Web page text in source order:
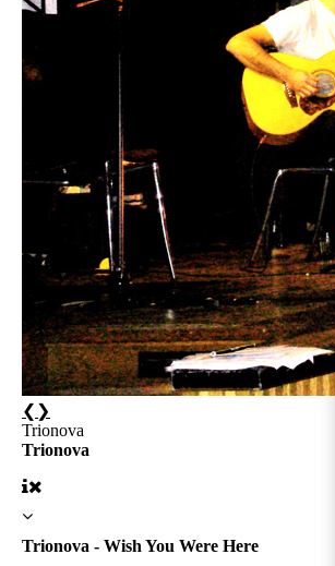
❮ ❯
Trionova
Trionova
Trionova - Wish You Were Here